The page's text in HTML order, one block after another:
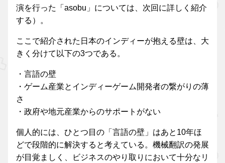
演を行った「asobu」については、次回に詳しく紹介
する）。
ここで紹介された日本のインディーが抱える壁は、大
きく分けて以下の3つである。
・言語の壁
・ゲーム産業とインディーゲーム開発者の繋がりの薄
さ
・政府や地元産業からのサポートがない
個人的には、ひとつ目の「言語の壁」はあと10年ほ
どで段階的に解決すると考えている。機械翻訳の発展
が目覚ましく、ビジネスのやり取りにおいて十分なリ